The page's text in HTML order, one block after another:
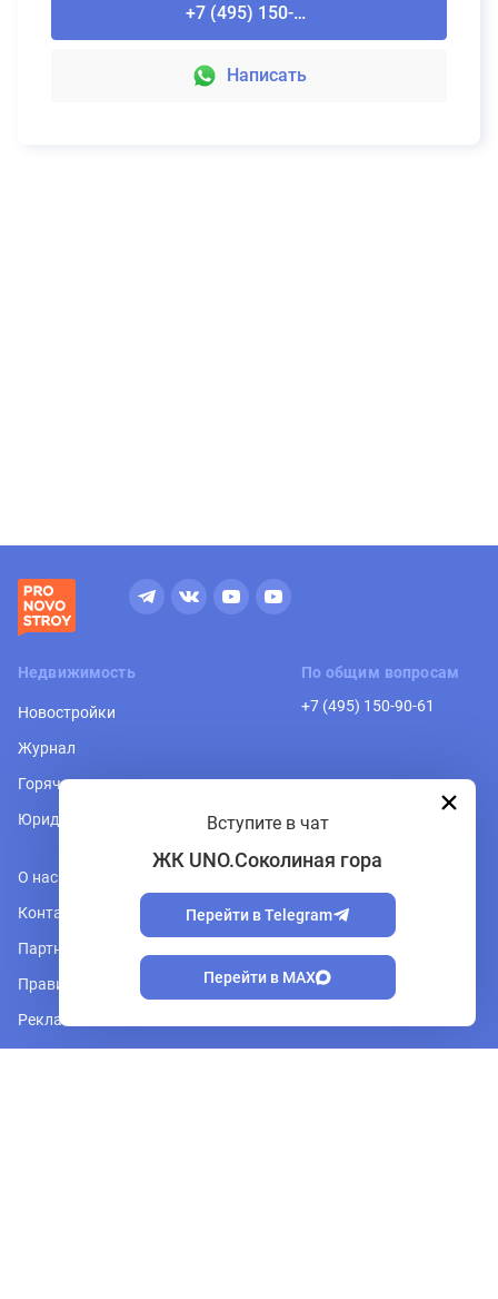
+7 (495) 150-90-61
Написать
Недвижимость
Новостройки
Журнал
Горячая линия
Юридическая консультация
По общим вопросам
+7 (495) 150-90-61
О нас
Контакты
Партнеры
Правила форума
Реклама на сайте
Вступите в чат
ЖК UNO.Соколиная гора
Перейти в Telegram
Перейти в MAX